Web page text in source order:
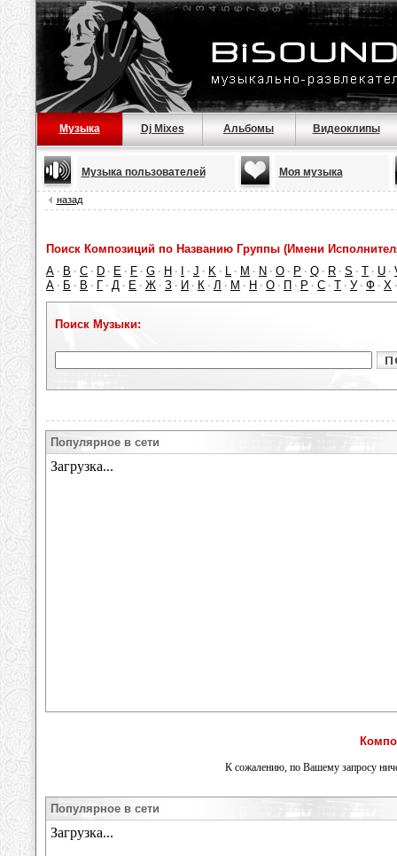
Музыка Dj Mixes Альбомы Видеоклипы
Музыка пользователей Моя музыка
назад
Поиск Композиций по Названию Группы (Имени
A · B · C · D · E · F · G · H · · J · K · L · M · N · O · P · Q · R · S · T · U ·
А · Б · В · Г · Д · Е · Ж · З · И · К · Л · М · Н · О · П · Р · С · Т · У · Ф · Х
Поиск Музыки:
Популярное в сети
К сожалению, по Вашему запросу
Популярное в сети